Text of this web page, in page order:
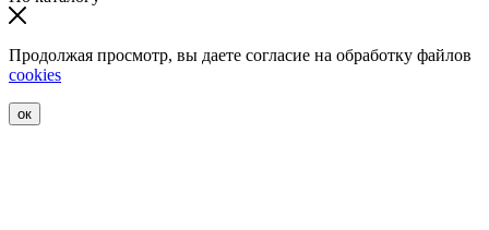
Продолжая просмотр, вы даете согласие на обработку файлов
cookies
ок